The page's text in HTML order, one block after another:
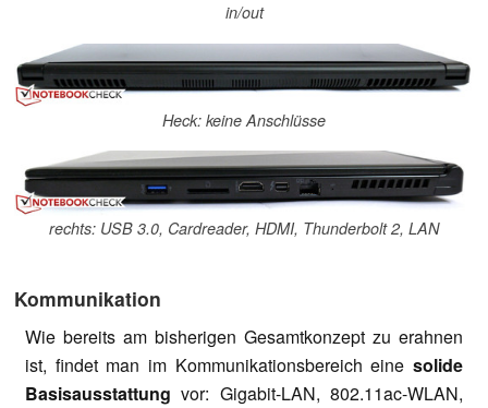
in/out
Heck: keine Anschlüsse
rechts: USB 3.0, Cardreader, HDMI, Thunderbolt 2, LAN
Kommunikation
Wie bereits am bisherigen Gesamtkonzept zu erahnen
ist, findet man im Kommunikationsbereich eine solide
Basisausstattung vor: Gigabit-LAN, 802.11ac-WLAN,